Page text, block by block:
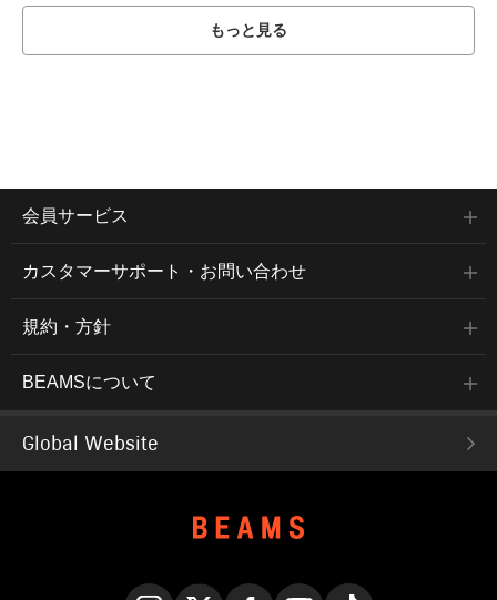
もっと見る
会員サービス
カスタマーサポート・お問い合わせ
規約・方針
BEAMSについて
Global Website